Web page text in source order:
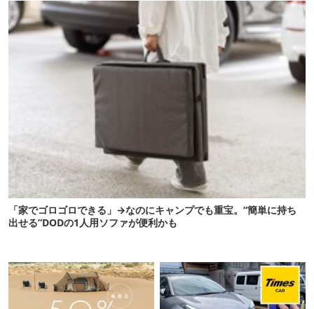
「家でゴロゴロできる」→なのにキャンプでも重宝。“簡単に持ち
出せる”DODの1人用ソファが便利かも